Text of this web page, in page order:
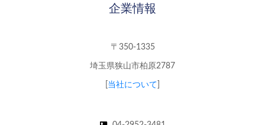
企業情報
〒350-1335
埼玉県狭山市柏原2787
当社について